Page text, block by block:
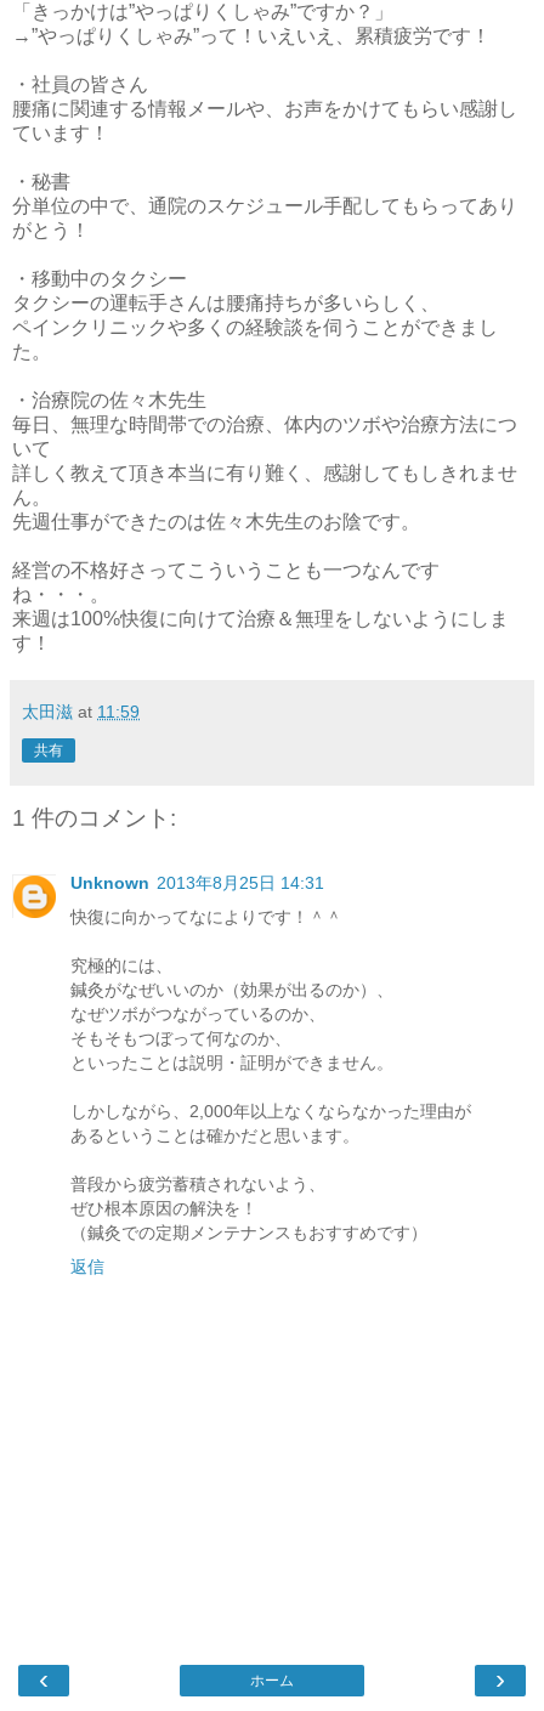
「きっかけは”やっぱりくしゃみ”ですか？」
→”やっぱりくしゃみ”って！いえいえ、累積疲労です！
・社員の皆さん
腰痛に関連する情報メールや、お声をかけてもらい感謝し
ています！
・秘書
分単位の中で、通院のスケジュール手配してもらってあり
がとう！
・移動中のタクシー
タクシーの運転手さんは腰痛持ちが多いらしく、
ペインクリニックや多くの経験談を伺うことができまし
た。
・治療院の佐々木先生
毎日、無理な時間帯での治療、体内のツボや治療方法につ
いて
詳しく教えて頂き本当に有り難く、感謝してもしきれませ
ん。
先週仕事ができたのは佐々木先生のお陰です。
経営の不格好さってこういうことも一つなんです
ね・・・。
来週は100%快復に向けて治療＆無理をしないようにしま
す！
太田滋 at 11:59
共有
1 件のコメント:
Unknown 2013年8月25日 14:31
快復に向かってなによりです！＾＾
究極的には、
鍼灸がなぜいいのか（効果が出るのか）、
なぜツボがつながっているのか、
そもそもつぼって何なのか、
といったことは説明・証明ができません。
しかしながら、2,000年以上なくならなかった理由が
あるということは確かだと思います。
普段から疲労蓄積されないよう、
ぜひ根本原因の解決を！
（鍼灸での定期メンテナンスもおすすめです）
返信
‹ ›
ホーム